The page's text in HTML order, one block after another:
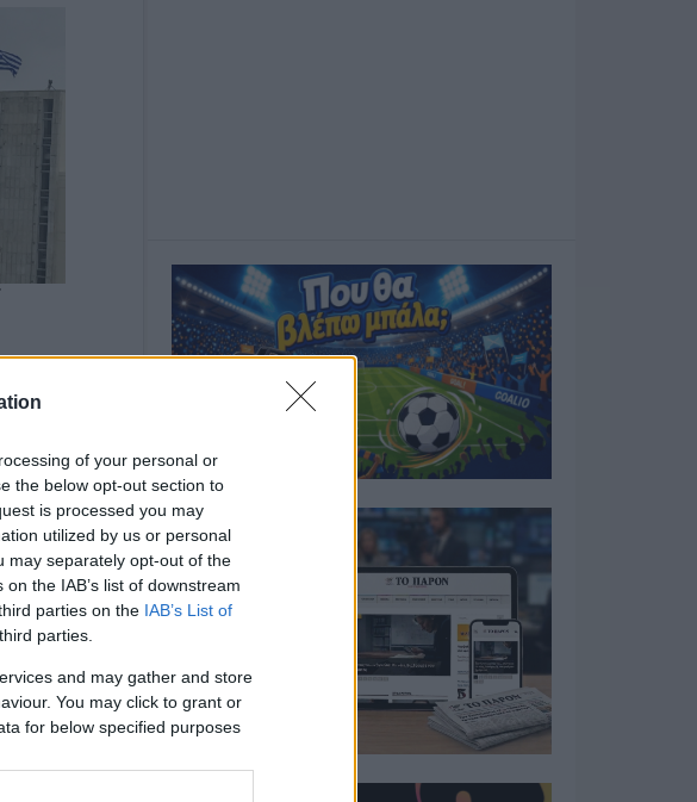
of your personal or
the below opt-out section to
is processed you may
utilized by us or personal
may separately opt-out of the
the IAB’s list of downstream
parties on the IAB’s List of
parties.
and may gather and store
You may click to grant or
for below specified purposes
θα